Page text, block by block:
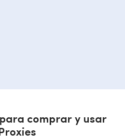
para comprar y usar
roxies